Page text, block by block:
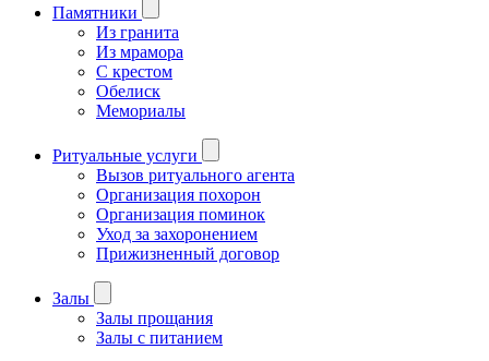
Памятники
Из гранита
Из мрамора
С крестом
Обелиск
Мемориалы
Ритуальные услуги
Вызов ритуального агента
Организация похорон
Организация поминок
Уход за захоронением
Прижизненный договор
Залы
Залы прощания
Залы с питанием